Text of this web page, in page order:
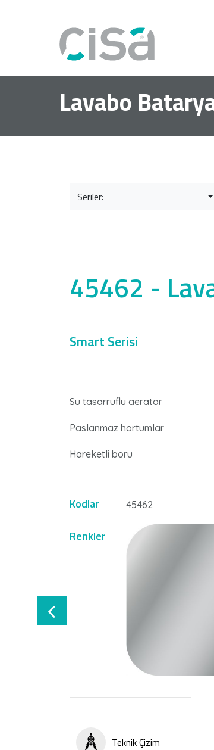
Lavabo
Seriler:
45462 -
Smart Serisi
Su tasarruflu aerator
Paslanmaz hortumlar
Hareketli boru
Kodlar 45462
Renkler
Teknik Çizim